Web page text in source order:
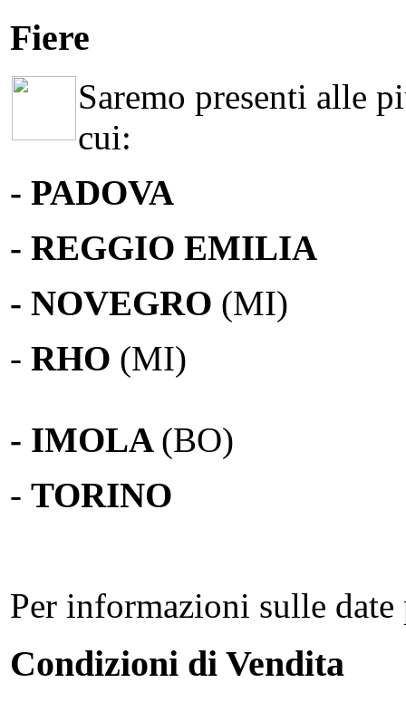
Fiere
Saremo presenti alle
cui:
- PADOVA
- REGGIO EMILIA
- NOVEGRO (MI)
- RHO (MI)
- IMOLA (BO)
- TORINO
Per informazioni sulle
Condizioni di Vendita